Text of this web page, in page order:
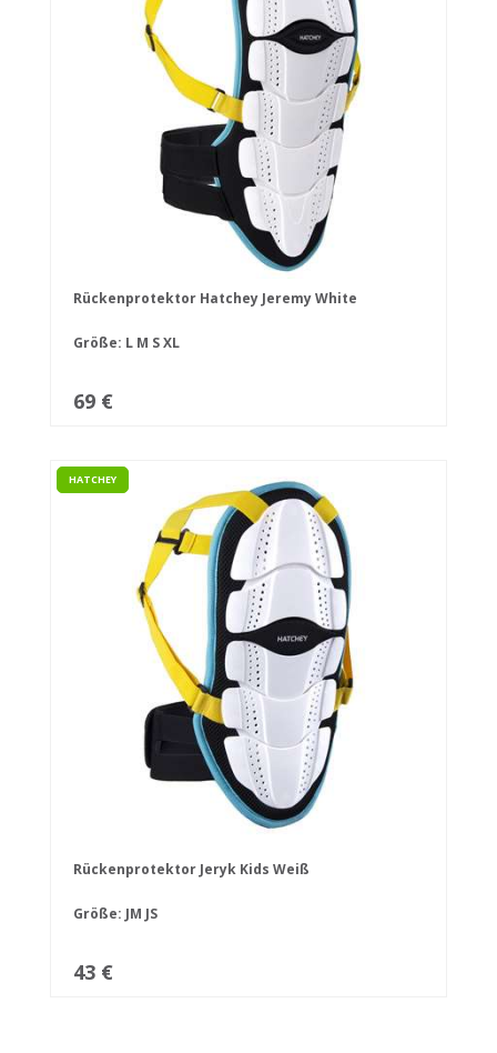
Rückenprotektor Hatchey Jeremy White
Größe: L M SXL
69 €
HATCHEY
Rückenprotektor Jeryk Kids Weiß
Größe: JM JS
43 €